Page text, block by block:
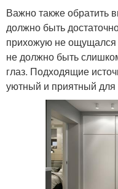
Важно также обратить
должно быть
прихожую не ощущался
не должно быть
глаз. Подходящие
уютный и приятный